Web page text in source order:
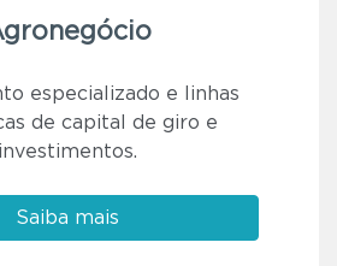
especializado e linhas
de capital de giro e
investimentos.
Saiba mais